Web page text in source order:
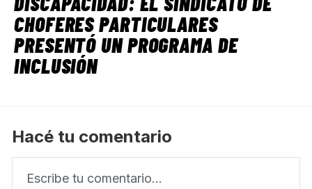
CHOFERES PARTICULARES
PRESENTÓ UN PROGRAMA DE
INCLUSIÓN
Hacé tu comentario